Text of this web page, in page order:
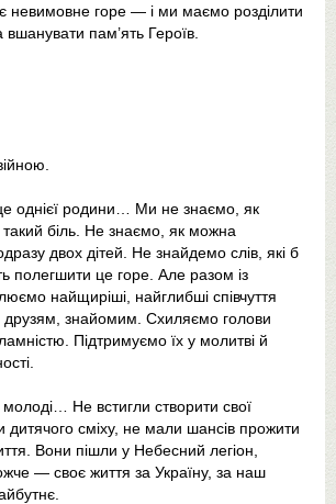
невимовне горе — і ми маємо розділити
пам’ять Героїв.
однієї родини… Ми не знаємо, як
біль. Не знаємо, як можна
двох дітей. Не знайдемо слів, які б
полегшити це горе. Але разом із
найщиріші, найглибші співчуття
друзям, знайомим. Схиляємо голови
Підтримуємо їх у молитві й
Не встигли створити свої
дитячого сміху, не мали шансів прожити
Вони пішли у Небесний легіон,
— своє життя за Україну, за наш